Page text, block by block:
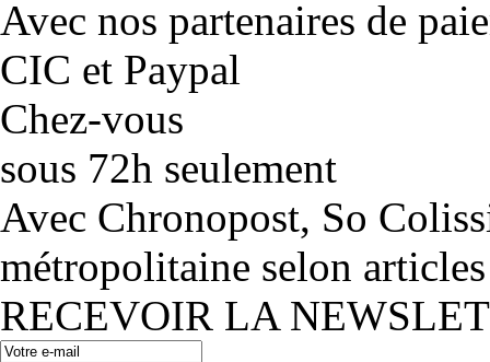
Avec nos partenaires de
CIC et Paypal
Chez-vous
sous 72h seulement
Avec Chronopost, So
métropolitaine selon
RECEVOIR LA